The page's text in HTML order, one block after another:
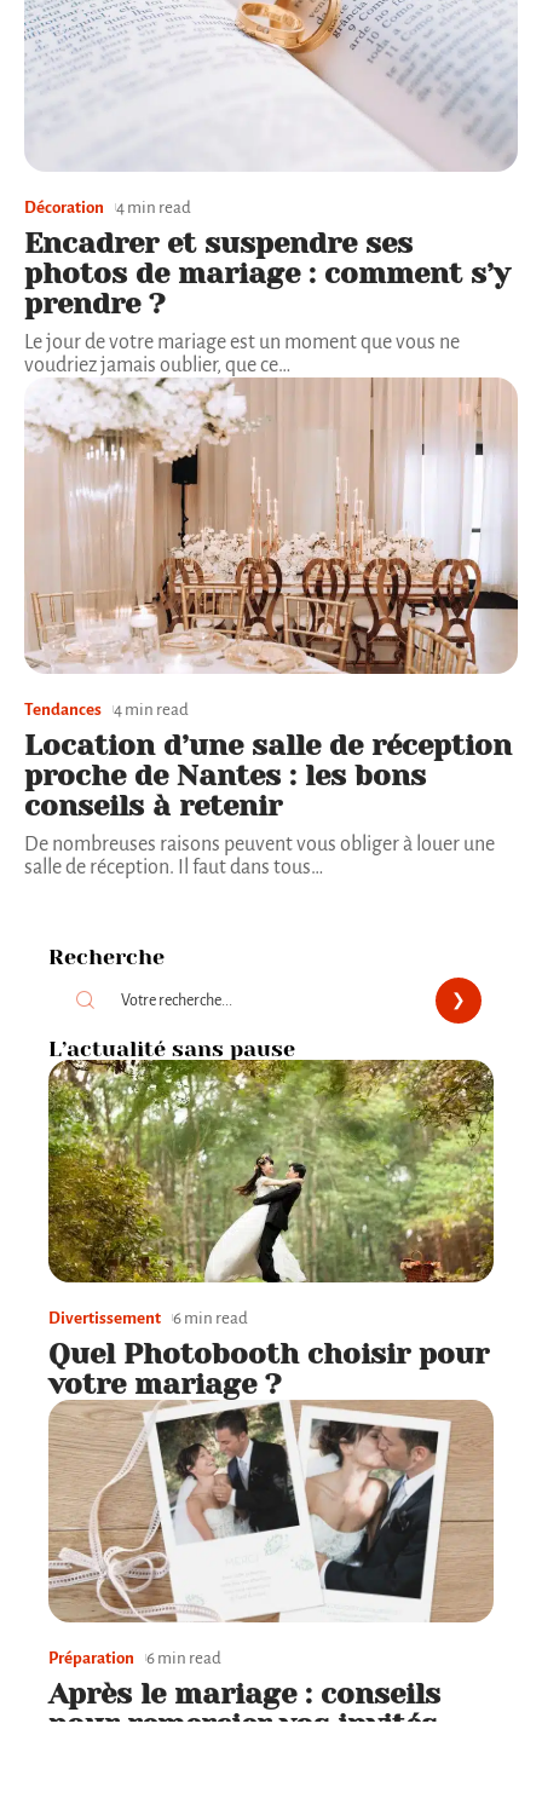
Décoration 4 min read
Encadrer et suspendre ses
photos de mariage : comment s’y
prendre ?
Le jour de votre mariage est un moment que vous ne
voudriez jamais oublier, que ce…
Tendances 4 min read
Location d’une salle de réception
proche de Nantes : les bons
conseils à retenir
De nombreuses raisons peuvent vous obliger à louer une
salle de réception. Il faut dans tous…
Recherche
L’actualité sans pause
Divertissement 6 min read
Quel Photobooth choisir pour
votre mariage ?
Préparation 6 min read
Après le mariage : conseils
pour remercier vos invités